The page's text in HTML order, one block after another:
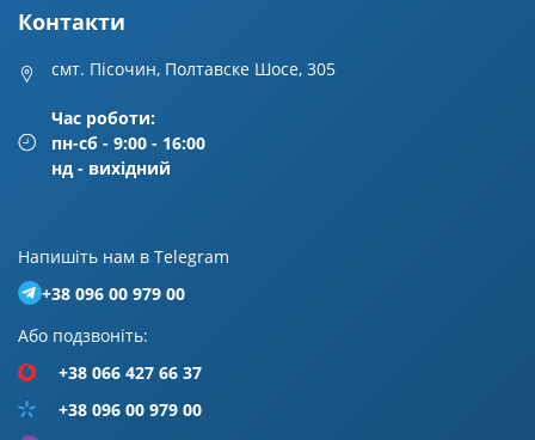
Контакти
смт. Пісочин, Полтавске Шосе, 305
Час роботи:
пн-сб - 9:00 - 16:00
нд - вихідний
Напишiть нам в Telegram
+38 096 00 979 00
Або подзвонiть:
+38 066 427 66 37
+38 096 00 979 00